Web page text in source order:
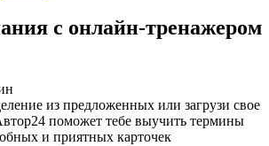
с онлайн-тренажером
из предложенных или загрузи свое
поможет тебе выучить термины
и приятных карточек